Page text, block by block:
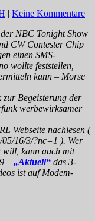
| Keine Kommentare
NBC Tonight Show
CW Contester Chip
einen SMS-
wollte feststellen,
kann – Morse
zur Begeisterung der
werbewirksamer
Webseite nachlesen (
16/3/?nc=1 ). Wer
will, kann auch mit
– „Aktuell“ das 3-
ist auf Modem-